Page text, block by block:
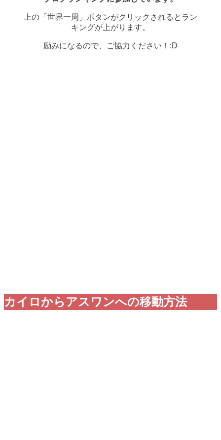
上の「世界一周」ボタンがクリックされるとラン
キングが上がります。
励みになるので、ご協力ください！:D
カイロからアスワンへの移動方法